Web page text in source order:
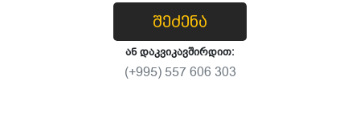
შეძენა
ან დაკვიკავშირდით:
(+995) 557 606 303